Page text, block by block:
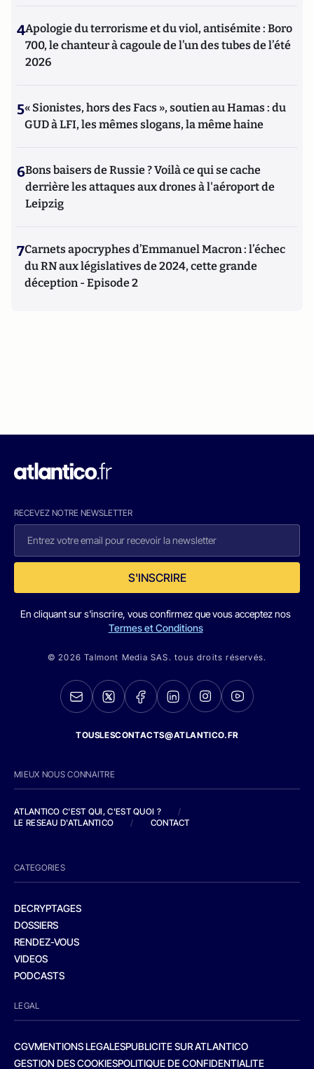
4Apologie du terrorisme et du viol, antisémite : Boro
700, le chanteur à cagoule de l’un des tubes de l’été
2026
5« Sionistes, hors des Facs », soutien au Hamas : du
GUD à LFI, les mêmes slogans, la même haine
6Bons baisers de Russie ? Voilà ce qui se cache
derrière les attaques aux drones à l'aéroport de
Leipzig
7Carnets apocryphes d’Emmanuel Macron : l’échec
du RN aux législatives de 2024, cette grande
déception - Episode 2
RECEVEZ NOTRE NEWSLETTER
S'INSCRIRE
En cliquant sur s'inscrire, vous confirmez que vous acceptez nos
Termes et Conditions
© 2026 Talmont Media SAS. tous droits réservés.
TOUSLESCONTACTS@ATLANTICO.FR
MIEUX NOUS CONNAITRE
ATLANTICO C'EST QUI, C'EST QUOI ?
/
LE RESEAU D'ATLANTICO
/ CONTACT
CATEGORIES
DECRYPTAGES
DOSSIERS
RENDEZ-VOUS
VIDEOS
PODCASTS
LEGAL
CGVMENTIONS LEGALESPUBLICITE SUR ATLANTICO
GESTION DES COOKIESPOLITIQUE DE CONFIDENTIALITE